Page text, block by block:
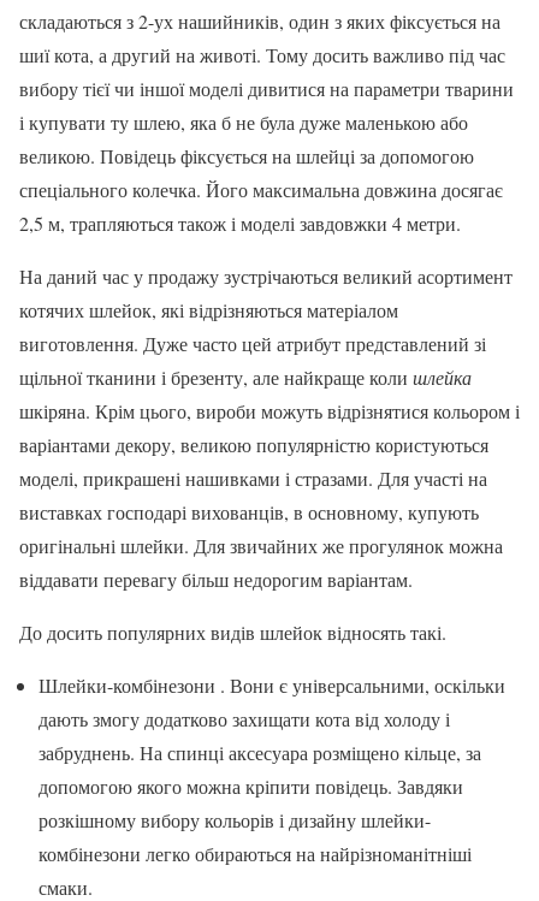
складаються з 2-ух нашийників, один з яких фіксується на
шиї кота, а другий на животі. Тому досить важливо під час
вибору тієї чи іншої моделі дивитися на параметри тварини
і купувати ту шлею, яка б не була дуже маленькою або
великою. Повідець фіксується на шлейці за допомогою
спеціального колечка. Його максимальна довжина досягає
2,5 м, трапляються також і моделі завдовжки 4 метри.
На даний час у продажу зустрічаються великий асортимент
котячих шлейок, які відрізняються матеріалом
виготовлення. Дуже часто цей атрибут представлений зі
щільної тканини і брезенту, але найкраще коли шлейка
шкіряна. Крім цього, вироби можуть відрізнятися кольором і
варіантами декору, великою популярністю користуються
моделі, прикрашені нашивками і стразами. Для участі на
виставках господарі вихованців, в основному, купують
оригінальні шлейки. Для звичайних же прогулянок можна
віддавати перевагу більш недорогим варіантам.
До досить популярних видів шлейок відносять такі.
Шлейки-комбінезони . Вони є універсальними, оскільки
дають змогу додатково захищати кота від холоду і
забруднень. На спинці аксесуара розміщено кільце, за
допомогою якого можна кріпити повідець. Завдяки
розкішному вибору кольорів і дизайну шлейки-
комбінезони легко обираються на найрізноманітніші
смаки.